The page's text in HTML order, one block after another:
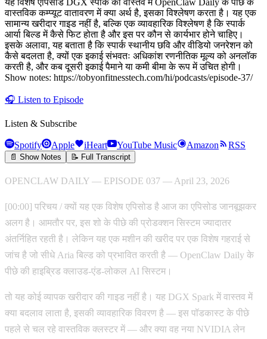
वास्तविक कम्प्यूट वातावरण में क्या अर्थ है, इसका विश्लेषण करता है। यह एक
सामान्य खरीदार गाइड नहीं है, बल्कि एक व्यावहारिक विश्लेषण है कि स्पार्क
आर्या बिल्ड में कैसे फिट होता है और इस पर कौन से कार्यभार होने चाहिए।
इसके अलावा, यह बताता है कि स्पार्क स्थानीय छवि और वीडियो जनरेशन को
कैसे बदलता है, क्यों एक इकाई संभवतः अधिकांश रणनीतिक मूल्य को अनलॉक
करती है, और कब दूसरी इकाई पैमाने या कमी बीमा के रूप में उचित होगी।
Show notes: https://tobyonfitnesstech.com/hi/podcasts/episode-37/
🎧 Listen to Episode
Listen & Subscribe
Spotify Apple iHeart YouTube Music Amazon RSS
📄 Show Notes 📝 Full Transcript
OPENCLAW DAILY — EPISODE 037 — April 23, 2026
[00:00] परिचय / क्यों यह एक विशेष एपिसोड है आज का एपिसोड जानबूझकर
अलग है। आमतौर पर, इस शो के पीछे की प्रोडक्शन सिस्टम ज्यादातर
अंतर्निहित रहती है। लेकिन यह एक मशीन की खरीद पर एक विशेष गहराई से
जांच है जो सीधे Aria बिल्ड को प्रभावित करती है — OpenClaw Daily के
पीछे की हाइब्रिड क्लाउड-एंड-लोकल AI सिस्टम।
तो यह कोई व्यापक खरीदार की गाइड नहीं है। यह DGX Spark में वास्तव में
क्या बदलाव लाता है, इसकी व्यावहारिक विवरण है — इस पॉडकास्ट के पीछे
पहले से चल रहे वास्तविक क्लस्टर में — और क्या वह नया NVIDIA लेन